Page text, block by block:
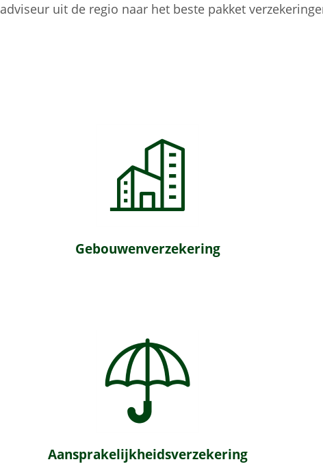
adviseur uit de regio naar het beste pakket
Gebouwenverzekering
Aansprakelijkheidsverzekering